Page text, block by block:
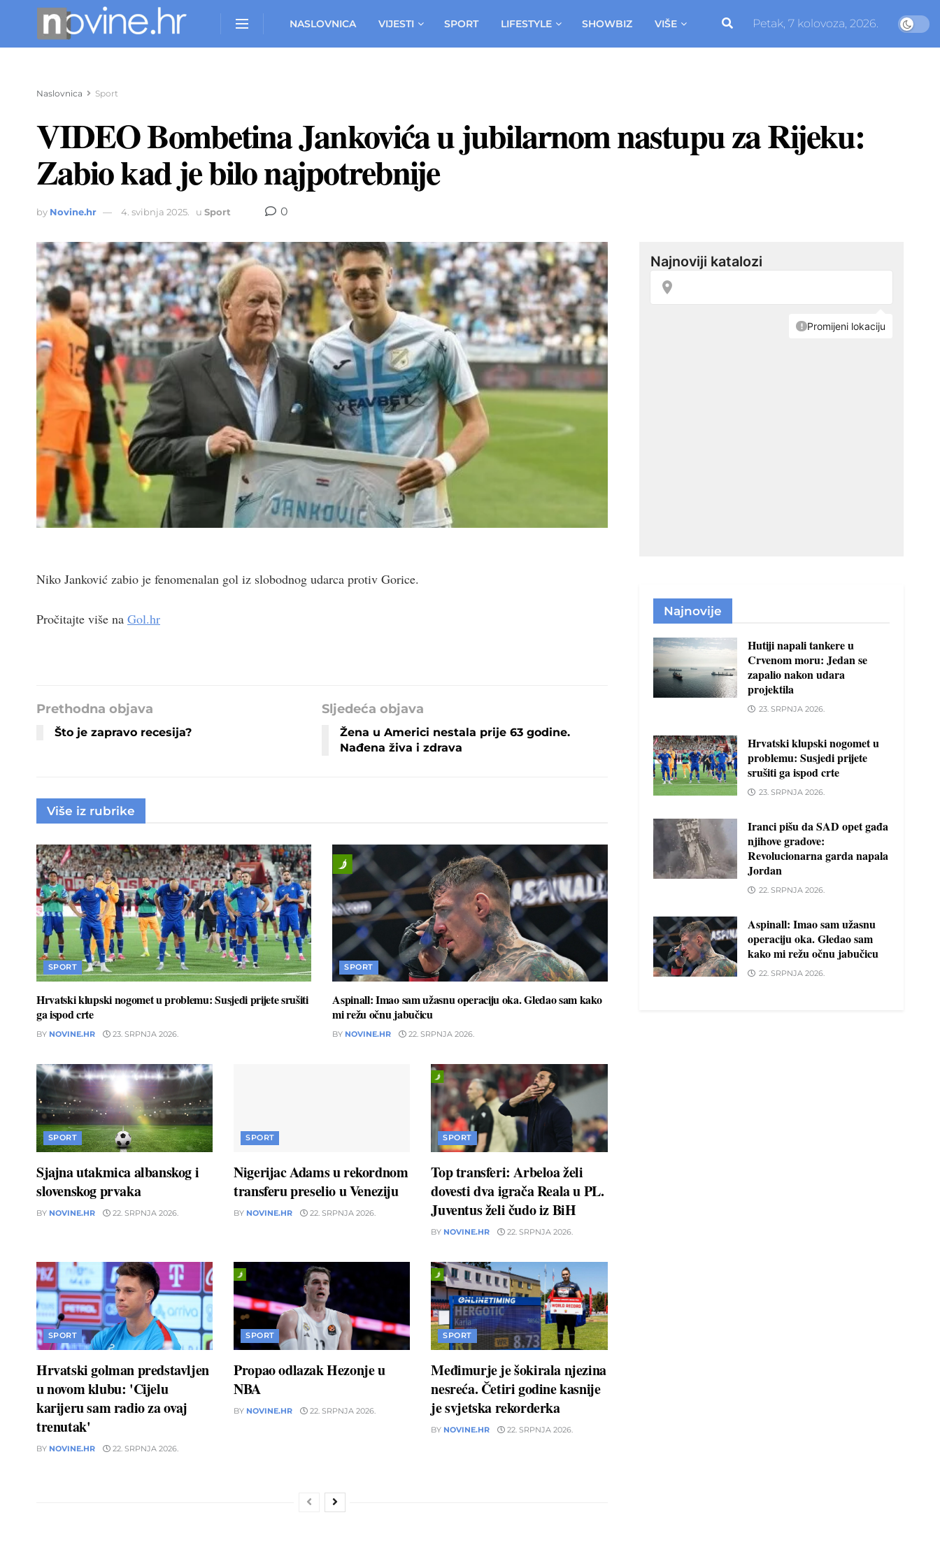
NASLOVNICA VIJESTI SPORT LIFESTYLE SHOWBIZ VIŠE Petak, 7 kolovoza, 2026.
Naslovnica Sport
VIDEO Bombetina Jankovića u jubilarnom nastupu za Rijeku:
Zabio kad je bilo najpotrebnije
by Novine.hr 4. svibnja 2025. u Sport 0
Niko Janković zabio je fenomenalan gol iz slobodnog udarca protiv Gorice.
Pročitajte više na Gol.hr
Prethodna objava
Što je zapravo recesija?
Sljedeća objava
Žena u Americi nestala prije 63 godine.
Nađena živa i zdrava
Više iz rubrike
SPORT
Hrvatski klupski nogomet u problemu: Susjedi prijete srušiti
ga ispod crte
BY NOVINE.HR 23. SRPNJA 2026.
SPORT
Aspinall: Imao sam užasnu operaciju oka. Gledao sam kako
mi režu očnu jabučicu
BY NOVINE.HR 22. SRPNJA 2026.
SPORT
Sjajna utakmica albanskog i
slovenskog prvaka
BY NOVINE.HR 22. SRPNJA 2026.
SPORT
Nigerijac Adams u rekordnom
transferu preselio u Veneziju
BY NOVINE.HR 22. SRPNJA 2026.
SPORT
Top transferi: Arbeloa želi
dovesti dva igrača Reala u PL.
Juventus želi čudo iz BiH
BY NOVINE.HR 22. SRPNJA 2026.
SPORT
Hrvatski golman predstavljen
u novom klubu: 'Cijelu
karijeru sam radio za ovaj
trenutak'
BY NOVINE.HR 22. SRPNJA 2026.
SPORT
Propao odlazak Hezonje u
NBA
BY NOVINE.HR 22. SRPNJA 2026.
SPORT
Međimurje je šokirala njezina
nesreća. Četiri godine kasnije
je svjetska rekorderka
BY NOVINE.HR 22. SRPNJA 2026.
Najnovije
Hutiji napali tankere u
Crvenom moru: Jedan se
zapalio nakon udara
projektila
23. SRPNJA 2026.
Hrvatski klupski nogomet u
problemu: Susjedi prijete
srušiti ga ispod crte
23. SRPNJA 2026.
Iranci pišu da SAD opet gađa
njihove gradove:
Revolucionarna garda napala
Jordan
22. SRPNJA 2026.
Aspinall: Imao sam užasnu
operaciju oka. Gledao sam
kako mi režu očnu jabučicu
22. SRPNJA 2026.